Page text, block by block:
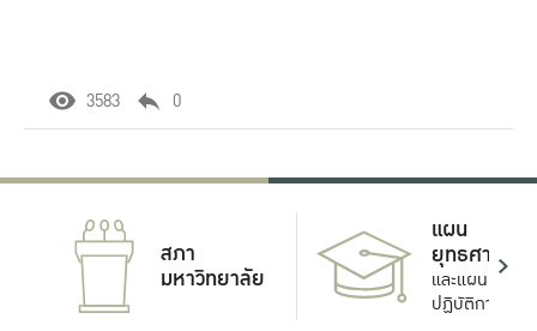
3583 0
สภา
มหาวิทยาลัย
แผน
ยุทธศาสตร์
และแผน
ปฏิบัติการ